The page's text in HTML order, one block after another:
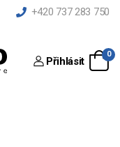
+420 737 283 750
Přihlásit
0